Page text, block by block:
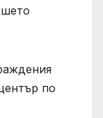
по